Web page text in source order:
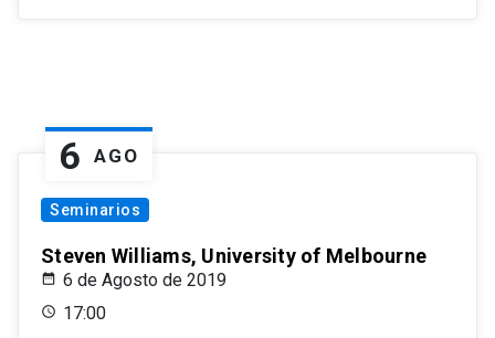
6 AGO
Seminarios
Steven Williams, University of Melbourne
6 de Agosto de 2019
17:00